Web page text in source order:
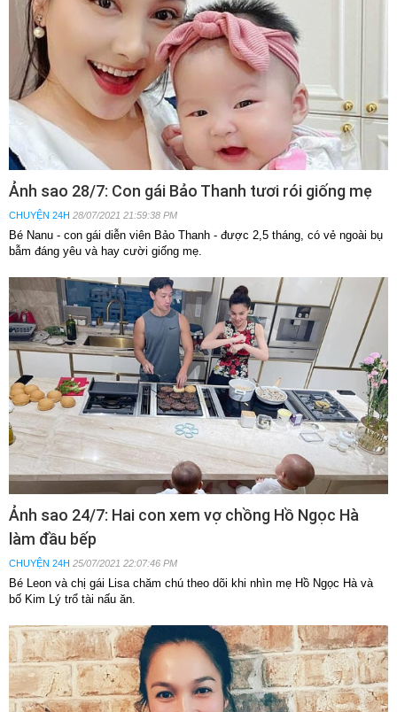
Ảnh sao 28/7: Con gái Bảo Thanh tươi rói giống mẹ
CHUYỆN 24H 28/07/2021 21:59:38 PM
Bé Nanu - con gái diễn viên Bảo Thanh - được 2,5 tháng, có vẻ ngoài bụ
bẫm đáng yêu và hay cười giống mẹ.
Ảnh sao 24/7: Hai con xem vợ chồng Hồ Ngọc Hà
làm đầu bếp
CHUYỆN 24H 25/07/2021 22:07:46 PM
Bé Leon và chị gái Lisa chăm chú theo dõi khi nhìn mẹ Hồ Ngọc Hà và
bố Kim Lý trổ tài nấu ăn.